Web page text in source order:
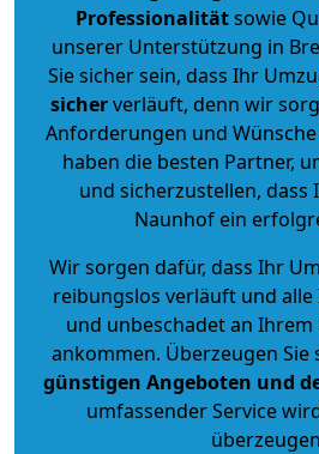
Professionalitätsowie
unserer Unterstützung in
Sie sicher sein, dass Ihr
sicherverläuft, denn wir
Anforderungen und
haben die besten Partner,
und sicherzustellen, dass
Naunhof ein
Wir sorgen dafür, dass Ihr
reibungslos verläuft und alle
und unbeschadet an
ankommen. Überzeugen Sie
günstigen Angeboten und
umfassender Service